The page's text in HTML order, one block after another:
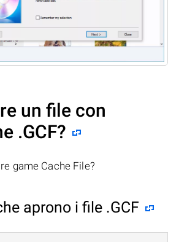
un file con
.GCF?
game Cache File?
aprono i file .GCF